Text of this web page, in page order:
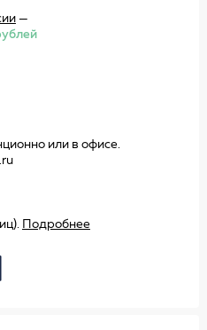
—
или в офисе.
Подробнее